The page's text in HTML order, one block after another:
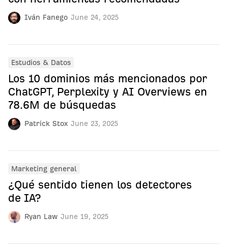
Iván Fanego June 24, 2025
Patrick Stox June 23, 2025
Estudios & Datos
Los 10 dominios más mencionados por
ChatGPT, Perplexity y AI Overviews en
78.6M de búsquedas
Ryan Law June 19, 2025
Marketing general
¿Qué sentido tienen los detectores
de IA?